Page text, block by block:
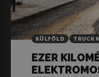
KÜLFÖLD TRUCK
EZER